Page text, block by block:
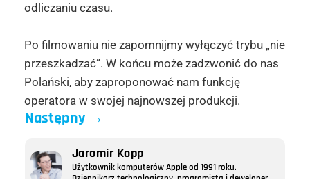
odliczaniu czasu.
Po filmowaniu nie zapomnijmy wyłączyć trybu „nie
przeszkadzać”. W końcu może zadzwonić do nas
Polański, aby zaproponować nam funkcję
operatora w swojej najnowszej produkcji.
Następny→
Jaromir Kopp
Użytkownik komputerów Apple od 1991 roku.